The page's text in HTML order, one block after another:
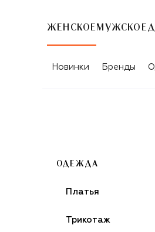
ЖЕНСКОЕ МУЖСКОЕ
БОРДОВЫЕ
Новинки Бренды
ОДЕЖДА
Платья
Трикотаж